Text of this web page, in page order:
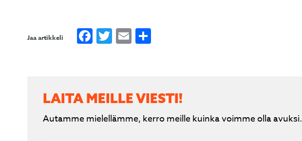
Jaa artikkeli Facebook
Twitter
Email
LAITA MEILLE VIESTI!
Autamme mielellämme, kerro meille kuinka voimme olla avuksi.
3